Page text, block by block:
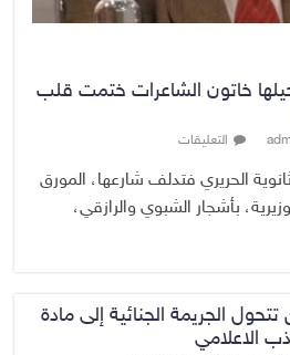
خاتون الشاعرات ختمت قلب
التعليقات
الحريري فتدلف شارعها، المورق
بأشجار الشبوي والرازقي،
تتحول الجريمة الجنائية إلى مادة
الاعلامي